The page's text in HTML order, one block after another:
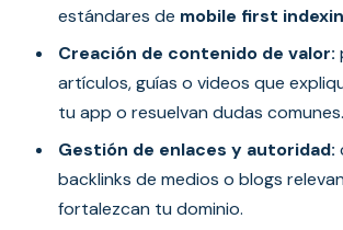
estándares de mobile first
Creación de contenido de valor:
artículos, guías o videos que
tu app o resuelvan dudas comunes.
Gestión de enlaces y autoridad:
backlinks de medios o blogs
fortalezcan tu dominio.